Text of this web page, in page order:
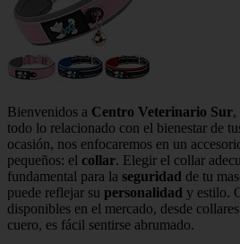
Bienvenidos a Centro Veterinario Sur,
todo lo relacionado con el bienestar de
ocasión, nos enfocaremos en un
pequeños: el collar. Elegir el collar
fundamental para la seguridad de tu
puede reflejar su personalidad y estilo.
disponibles en el mercado, desde
cuero, es fácil sentirse abrumado.